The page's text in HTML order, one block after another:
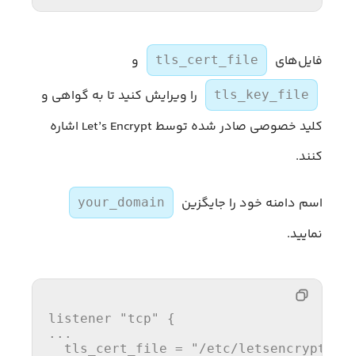
فایل‌های tls_cert_file و
tls_key_file
را ویرایش کنید تا به گواهی و
کلید خصوصی صادر شده توسط Let’s Encrypt اشاره
کنند.
اسم دامنه خود را جایگزین your_domain
نمایید.
listener "tcp"
{
...
  tls_cert_file
=
"/etc/letsencrypt/